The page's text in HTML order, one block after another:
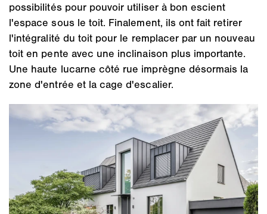
possibilités pour pouvoir utiliser à bon escient
l'espace sous le toit. Finalement, ils ont fait retirer
l'intégralité du toit pour le remplacer par un nouveau
toit en pente avec une inclinaison plus importante.
Une haute lucarne côté rue imprègne désormais la
zone d'entrée et la cage d'escalier.